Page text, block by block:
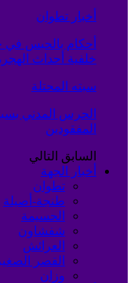
أخبار تطوان
أحكام بالحبس
خلفية أحداث
سبته المحتلة
الحرس المدني
المفقودين
السابق التالي
أخبار الجهة
تطوان
طنجة-أصيلة
الحسيمة
شفشاون
العرائش
القصر
وزان